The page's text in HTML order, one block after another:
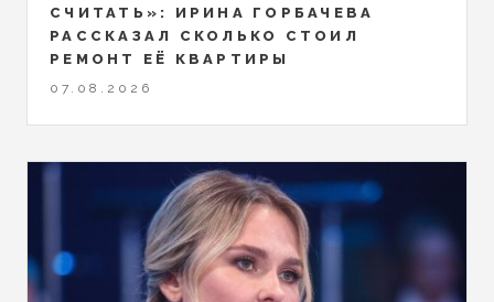
СЧИТАТЬ»: ИРИНА ГОРБАЧЕВА
РАССКАЗАЛ СКОЛЬКО СТОИЛ
РЕМОНТ ЕЁ КВАРТИРЫ
07.08.2026